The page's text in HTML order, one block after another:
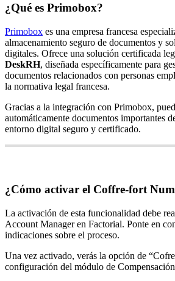
¿Qué es Primobox?
Primobox es una empresa francesa
almacenamiento seguro de documentos y
digitales. Ofrece una solución certificada
DeskRH, diseñada específicamente para
documentos relacionados con personas
la normativa legal francesa.
Gracias a la integración con Primobox,
automáticamente documentos importantes
entorno digital seguro y certificado.
¿Cómo activar el Coffre-fort Num
La activación de esta funcionalidad debe
Account Manager en Factorial. Ponte en
indicaciones sobre el proceso.
Una vez activado, verás la opción de “Cofre
configuración del módulo de Compensación